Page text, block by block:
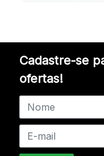
Cadastre-se
ofertas!